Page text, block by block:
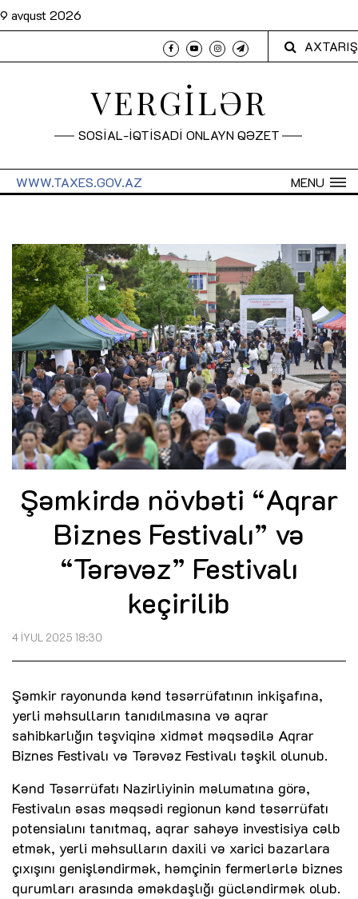
9 avqust 2026
AXTARIŞ
VERGİLƏR
SOSİAL-İQTİSADİ ONLAYN QƏZET
MENU
WWW.TAXES.GOV.AZ
Şəmkirdə növbəti “Aqrar
Biznes Festivalı” və
“Tərəvəz” Festivalı
keçirilib
4 İYUL 2025 18:30
Şəmkir rayonunda kənd təsərrüfatının inkişafına,
yerli məhsulların tanıdılmasına və aqrar
sahibkarlığın təşviqinə xidmət məqsədilə Aqrar
Biznes Festivalı və Tərəvəz Festivalı təşkil olunub.
Kənd Təsərrüfatı Nazirliyinin məlumatına görə,
Festivalın əsas məqsədi regionun kənd təsərrüfatı
potensialını tanıtmaq, aqrar sahəyə investisiya cəlb
etmək, yerli məhsulların daxili və xarici bazarlara
çıxışını genişləndirmək, həmçinin fermerlərlə biznes
qurumları arasında əməkdaşlığı gücləndirmək olub.